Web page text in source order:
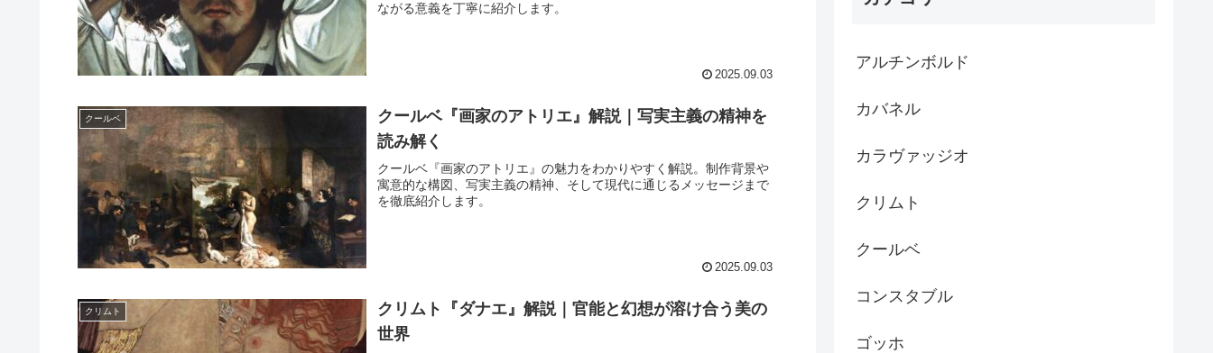
ながる意義を丁寧に紹介します。
2025.09.03
クールベ
クールベ『画家のアトリエ』解説｜写実主義の精神を
読み解く
クールベ『画家のアトリエ』の魅力をわかりやすく解説。制作背景や
寓意的な構図、写実主義の精神、そして現代に通じるメッセージまで
を徹底紹介します。
2025.09.03
クリムト
クリムト『ダナエ』解説｜官能と幻想が溶け合う美の
世界
アルチンボルド
カバネル
カラヴァッジオ
クリムト
クールベ
コンスタブル
ゴッホ